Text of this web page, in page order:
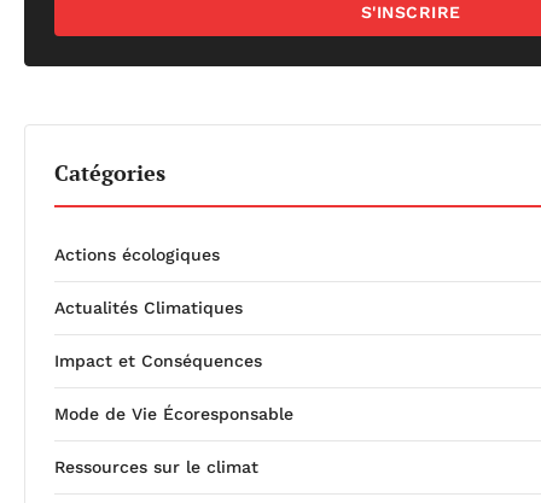
S'INSCRIRE
Catégories
Actions écologiques
Actualités Climatiques
Impact et Conséquences
Mode de Vie Écoresponsable
Ressources sur le climat